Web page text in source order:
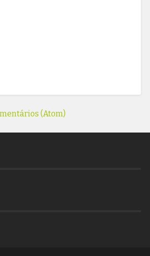
(Atom)